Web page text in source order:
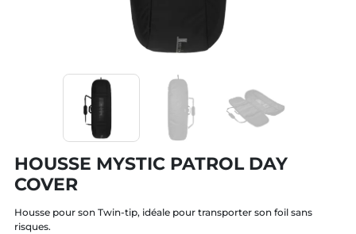
HOUSSE MYSTIC PATROL DAY
COVER
Housse pour son Twin-tip, idéale pour transporter son foil sans
risques.